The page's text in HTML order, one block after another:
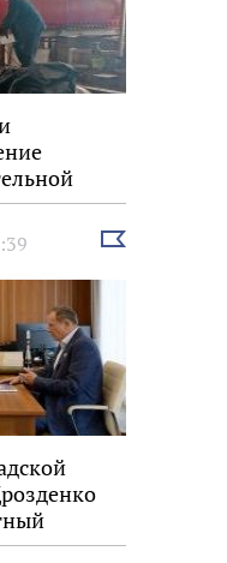
Выбрать